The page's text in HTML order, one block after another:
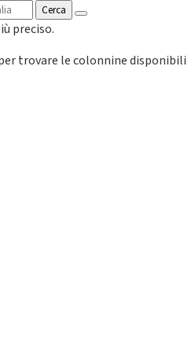
Cerca
preciso.
trovare le colonnine disponibili